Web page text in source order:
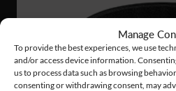
Manage
To provide the best experiences, we use
and/or access device information.
us to process data such as browsing
consenting or withdrawing consent, may